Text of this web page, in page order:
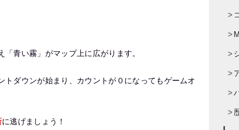
青い霧」がマップ上に広がります。
トダウンが始まり、カウントが０になってもゲームオ
に逃げましょう！